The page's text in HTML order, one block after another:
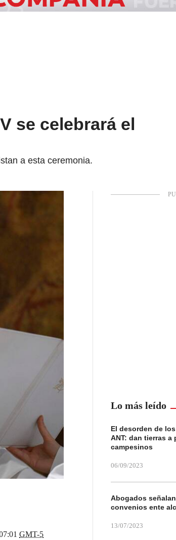
se celebrará el
a esta ceremonia.
GMT-5
Lo más leído
El desorden de
ANT: dan tierras a
campesinos
06/09/2023
Abogados
convenios ente
13/07/2023